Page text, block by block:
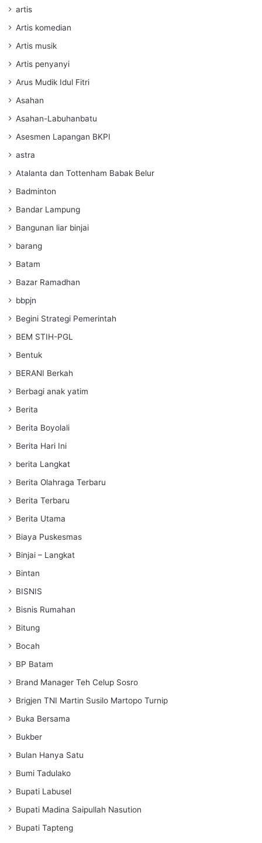
artis
Artis komedian
Artis musik
Artis penyanyi
Arus Mudik Idul Fitri
Asahan
Asahan-Labuhanbatu
Asesmen Lapangan BKPI
astra
Atalanta dan Tottenham Babak Belur
Badminton
Bandar Lampung
Bangunan liar binjai
barang
Batam
Bazar Ramadhan
bbpjn
Begini Strategi Pemerintah
BEM STIH-PGL
Bentuk
BERANI Berkah
Berbagi anak yatim
Berita
Berita Boyolali
Berita Hari Ini
berita Langkat
Berita Olahraga Terbaru
Berita Terbaru
Berita Utama
Biaya Puskesmas
Binjai – Langkat
Bintan
BISNIS
Bisnis Rumahan
Bitung
Bocah
BP Batam
Brand Manager Teh Celup Sosro
Brigjen TNI Martin Susilo Martopo Turnip
Buka Bersama
Bukber
Bulan Hanya Satu
Bumi Tadulako
Bupati Labusel
Bupati Madina Saipullah Nasution
Bupati Tapteng